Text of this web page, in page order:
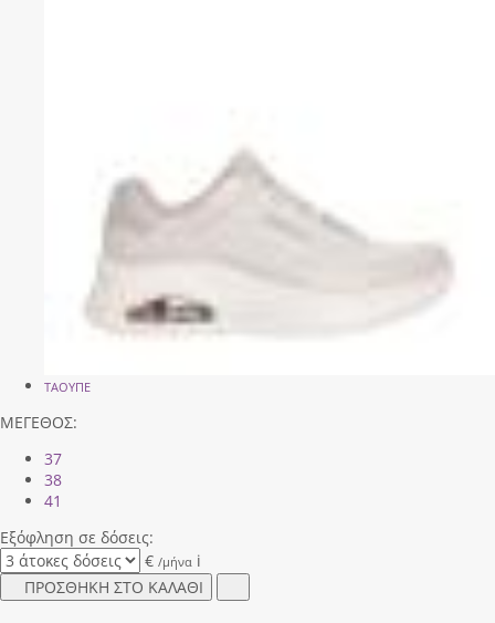
ΤΑΟΥΠΕ
ΜΕΓΕΘΟΣ:
37
38
41
Εξόφληση σε δόσεις:
€ /μήνα i
ΠΡΟΣΘΗΚΗ ΣΤΟ ΚΑΛΑΘΙ